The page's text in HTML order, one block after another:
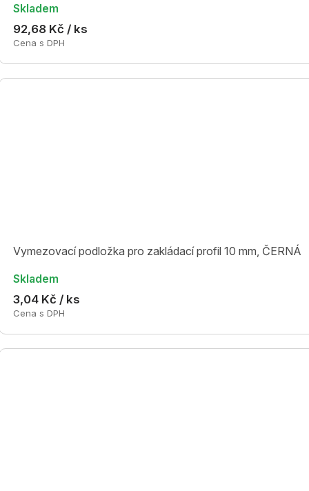
Skladem
92,68 Kč / ks
Cena s DPH
Vymezovací podložka pro zakládací profil 10 mm, ČERNÁ
Skladem
3,04 Kč / ks
Cena s DPH